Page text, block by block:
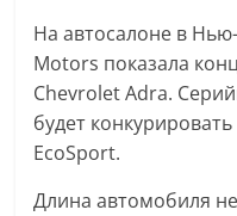
На автосалоне в
Motors показала
Chevrolet Adra.
будет
EcoSport.
Длина автомобиля